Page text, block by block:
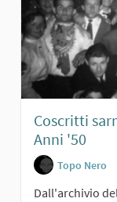
Coscritti
Anni '50
Topo Nero
Dall'archivio